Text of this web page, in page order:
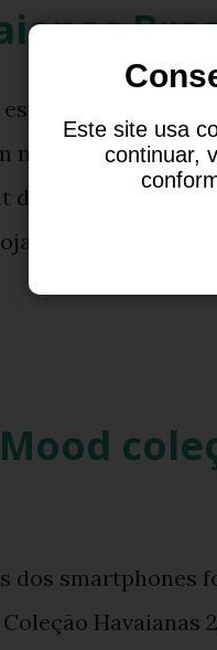
colorindo os
numerações que
da coleção
de calçados de
dos smartphones
Havaianas
Este site usa
continuar,